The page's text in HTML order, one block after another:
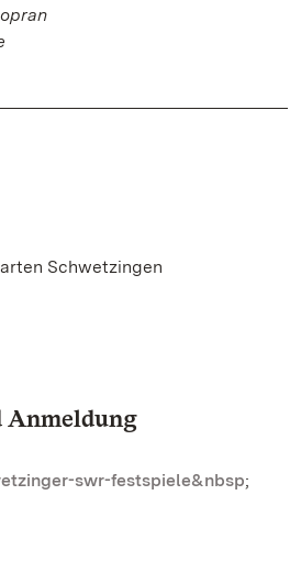
Schwetzingen
swr-festspiele&nbsp;